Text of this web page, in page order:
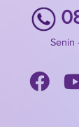
Senin